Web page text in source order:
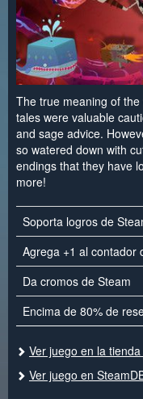
The true meaning of
tales were valuable
and sage advice.
so watered down with
endings that they have
more!
Soporta logros de
Agrega +1 al contador
Da cromos de Steam
Encima de 80% de
Ver juego en la
Ver juego en